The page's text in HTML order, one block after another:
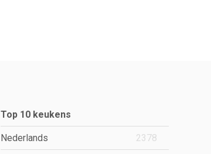
Top 10 keukens
Nederlands 2378